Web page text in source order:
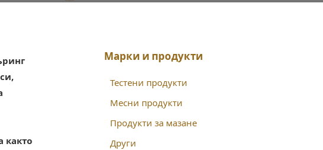
както
Марки и продукти
Тестени продукти
Месни продукти
Продукти за мазане
Други